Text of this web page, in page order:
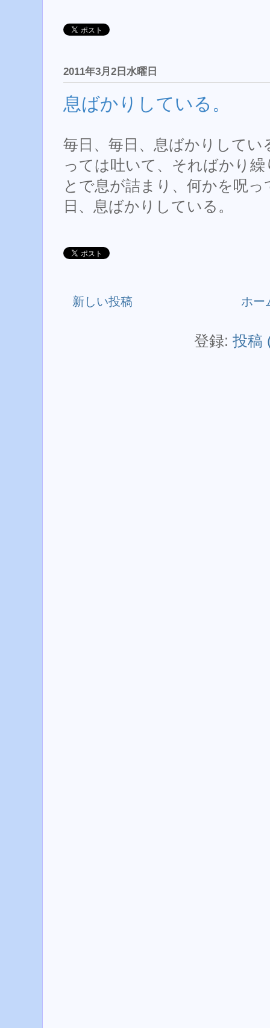
2011年3月2日水曜日
息ばかりしている。
毎日、毎日、息ばかりしてい
っては吐いて、そればかり
とで息が詰まり、何かを呪
日、息ばかりしている。
新しい投稿 ホー
登録: 投稿